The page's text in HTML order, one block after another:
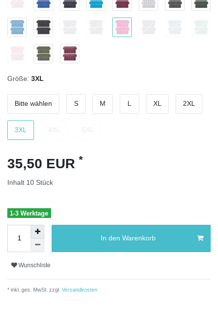
Größe: 3XL
Bitte wählen S M L XL 2XL
3XL
35,50 EUR *
Inhalt 10 Stück
1-3 Werktage
In den Warenkorb
Wunschliste
* inkl. ges. MwSt. zzgl. Versandkosten